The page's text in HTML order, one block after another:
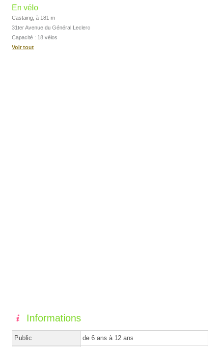
En vélo
Castaing, à 181 m
31ter Avenue du Général Leclerc
Capacité : 18 vélos
Voir tout
Informations
Public de 6 ans à 12 ans